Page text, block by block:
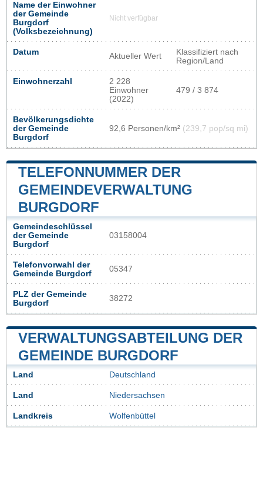
Name der Einwohner
der Gemeinde
Burgdorf
(Volksbezeichnung)
Nicht verfügbar
Datum Aktueller Wert
Klassifiziert nach
Region/Land
Einwohnerzahl
2 228
Einwohner
(2022)
479 / 3 874
Bevölkerungsdichte
der Gemeinde
Burgdorf
92,6 Personen/km² (239,7 pop/sq mi)
TELEFONNUMMER DER
GEMEINDEVERWALTUNG
BURGDORF
Gemeindeschlüssel
der Gemeinde
Burgdorf
03158004
Telefonvorwahl der
Gemeinde Burgdorf
05347
PLZ der Gemeinde
Burgdorf
38272
VERWALTUNGSABTEILUNG DER
GEMEINDE BURGDORF
Land Deutschland
Land Niedersachsen
Landkreis Wolfenbüttel